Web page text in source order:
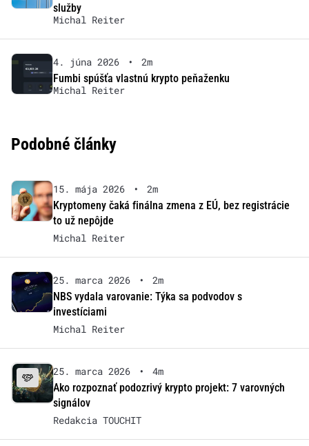
služby
Michal Reiter
4. júna 2026 •
2m
Fumbi spúšťa vlastnú krypto peňaženku
Michal Reiter
Podobné články
15. mája 2026 •
2m
Kryptomeny čaká finálna zmena z EÚ, bez registrácie
to už nepôjde
Michal Reiter
25. marca 2026 •
2m
NBS vydala varovanie: Týka sa podvodov s
investíciami
Michal Reiter
25. marca 2026 •
4m
Ako rozpoznať podozrivý krypto projekt: 7 varovných
signálov
Redakcia TOUCHIT